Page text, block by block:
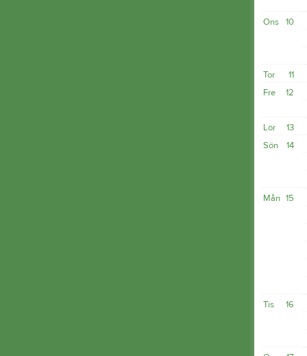
10
Ons
11
Tor
12
Fre
13
Lör
14
Sön
15
Mån
16
Tis